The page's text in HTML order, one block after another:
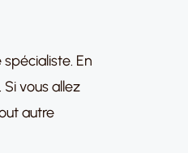
En
vous allez
autre